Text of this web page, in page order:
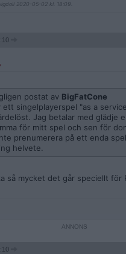
2020-05-02 kl. 18:09.
postat av BigFatCone
ett singelplayerspel "as a
Jag betalar med glädje
för mitt spel och sen för
prenumerera på ett enda
helvete.
så mycket det går speciellt för